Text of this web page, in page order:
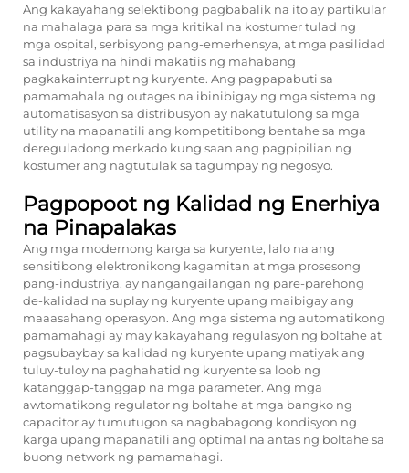
Ang kakayahang selektibong pagbabalik na ito ay partikular
na mahalaga para sa mga kritikal na kostumer tulad ng
mga ospital, serbisyong pang-emerhensya, at mga pasilidad
sa industriya na hindi makatiis ng mahabang
pagkakainterrupt ng kuryente. Ang pagpapabuti sa
pamamahala ng outages na ibinibigay ng mga sistema ng
automatisasyon sa distribusyon ay nakatutulong sa mga
utility na mapanatili ang kompetitibong bentahe sa mga
dereguladong merkado kung saan ang pagpipilian ng
kostumer ang nagtutulak sa tagumpay ng negosyo.
Pagpopoot ng Kalidad ng Enerhiya
na Pinapalakas
Ang mga modernong karga sa kuryente, lalo na ang
sensitibong elektronikong kagamitan at mga prosesong
pang-industriya, ay nangangailangan ng pare-parehong
de-kalidad na suplay ng kuryente upang maibigay ang
maaasahang operasyon. Ang mga sistema ng automatikong
pamamahagi ay may kakayahang regulasyon ng boltahe at
pagsubaybay sa kalidad ng kuryente upang matiyak ang
tuluy-tuloy na paghahatid ng kuryente sa loob ng
katanggap-tanggap na mga parameter. Ang mga
awtomatikong regulator ng boltahe at mga bangko ng
capacitor ay tumutugon sa nagbabagong kondisyon ng
karga upang mapanatili ang optimal na antas ng boltahe sa
buong network ng pamamahagi.